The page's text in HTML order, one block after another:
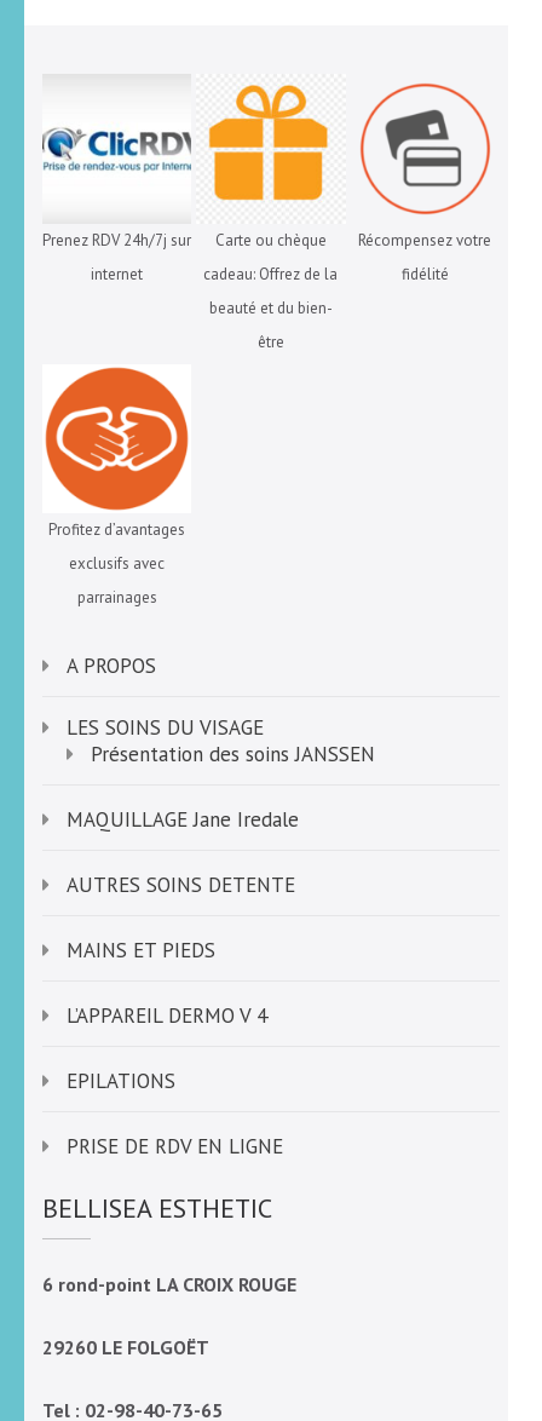
Prenez RDV 24h/7j sur
internet
Carte ou chèque
cadeau: Offrez de la
beauté et du bien-
être
Récompensez votre
fidélité
Profitez d’avantages
exclusifs avec
parrainages
A PROPOS
LES SOINS DU VISAGE
Présentation des soins JANSSEN
MAQUILLAGE Jane Iredale
AUTRES SOINS DETENTE
MAINS ET PIEDS
L’APPAREIL DERMO V 4
EPILATIONS
PRISE DE RDV EN LIGNE
BELLISEA ESTHETIC
6 rond-point LA CROIX ROUGE
29260 LE FOLGOËT
Tel : 02-98-40-73-65